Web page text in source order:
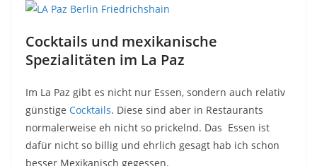
Cocktails und mexikanische
Spezialitäten im La Paz
Im La Paz gibt es nicht nur Essen, sondern auch relativ
günstige Cocktails. Diese sind aber in Restaurants
normalerweise eh nicht so prickelnd. Das Essen ist
dafür nicht so billig und ehrlich gesagt hab ich schon
besser Mexikanisch gegessen.